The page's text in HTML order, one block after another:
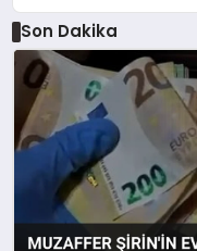
Son Dakika